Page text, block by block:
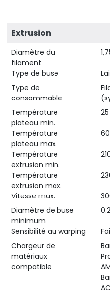
Extrusion
Diamètre du
filament
Type de buse
Type de
consommable
Température
plateau min.
25
Température
plateau max.
Température
extrusion min.
Température
extrusion max.
Vitesse max.
Diamètre de buse
minimum
Sensibilité au warping
Chargeur de
matériaux
compatible